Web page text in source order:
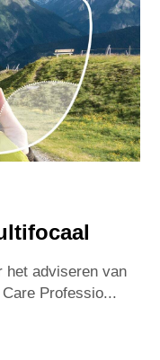
Arab Emirates
het adviseren van
Professio...